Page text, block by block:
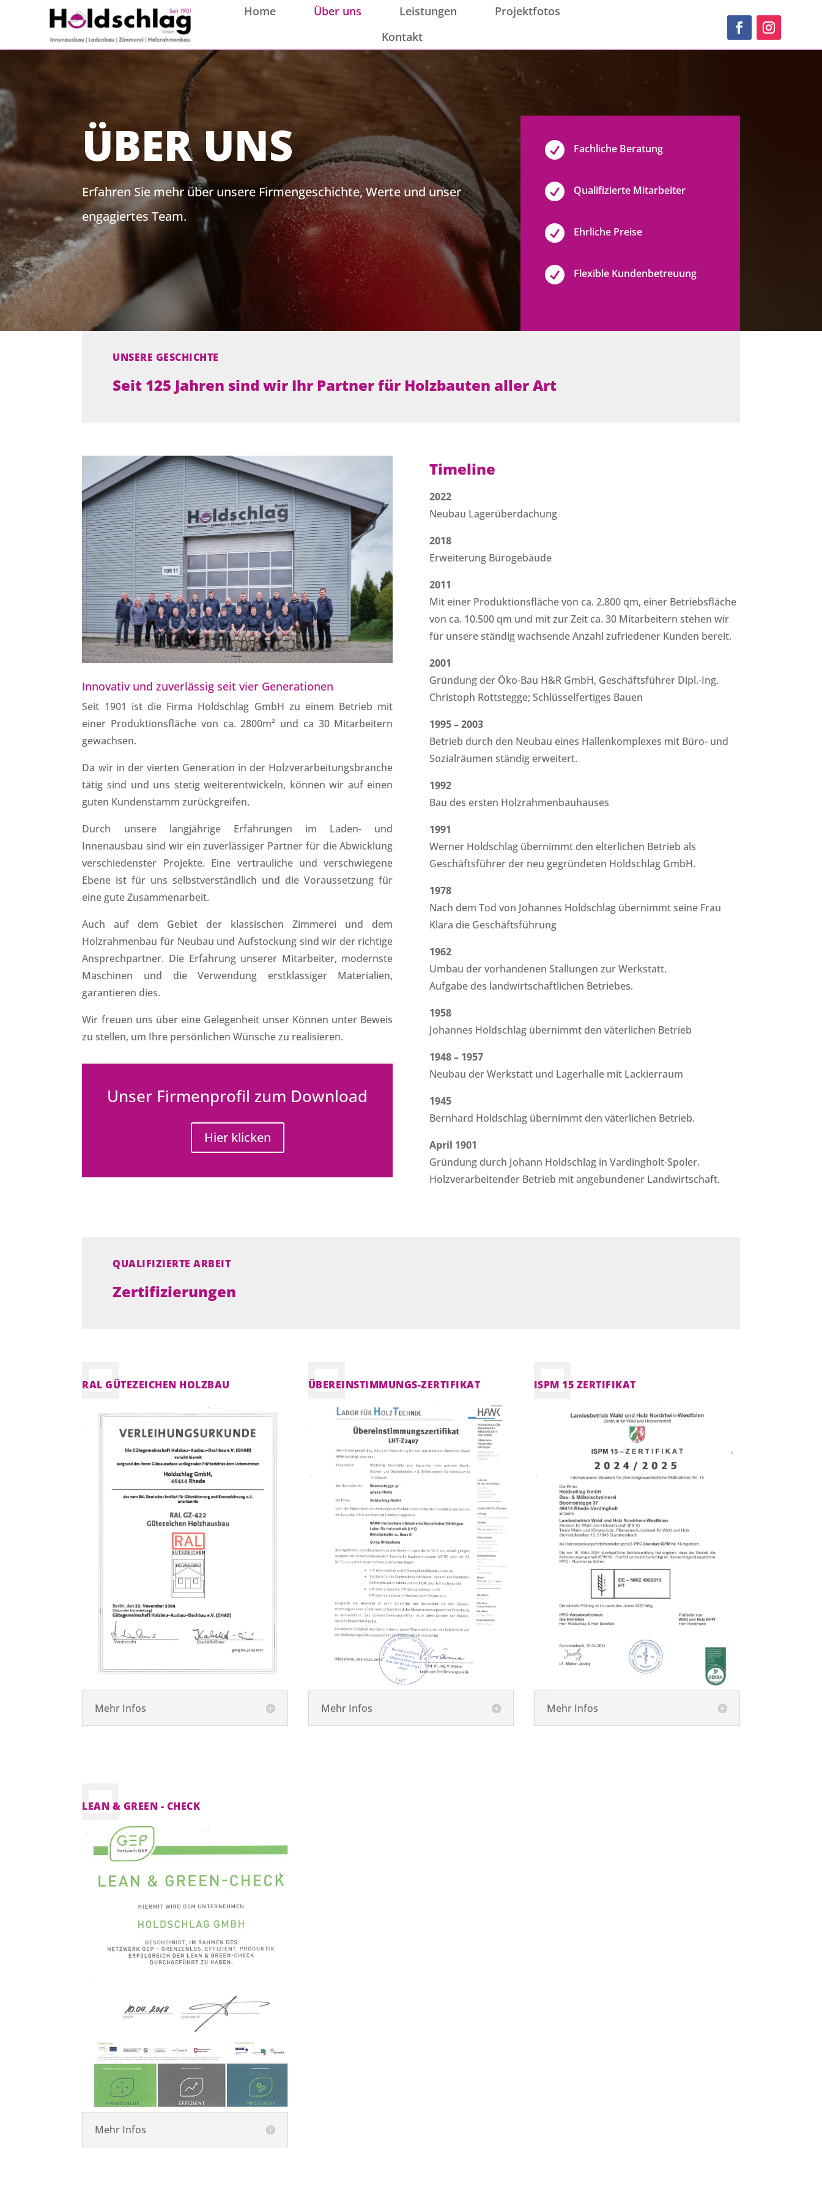
Home Über uns Leistungen
Projektfotos
Kontakt
ÜBER UNS
Erfahren Sie mehr über unsere Firmengeschichte, Werte und unser
engagiertes Team.
 Fachliche Beratung
 Qualifizierte Mitarbeiter
 Ehrliche Preise
 Flexible Kundenbetreuung
UNSERE GESCHICHTE
Seit 125 Jahren sind wir Ihr Partner für Holzbauten aller Art
Innovativ und zuverlässig seit vier Generationen
Seit 1901 ist die Firma Holdschlag GmbH zu einem Betrieb mit
einer Produktionsfläche von ca. 2800m² und ca 30 Mitarbeitern
gewachsen.
Da wir in der vierten Generation in der Holzverarbeitungsbranche
tätig sind und uns stetig weiterentwickeln, können wir auf einen
guten Kundenstamm zurückgreifen.
Durch unsere langjährige Erfahrungen im Laden- und
Innenausbau sind wir ein zuverlässiger Partner für die Abwicklung
verschiedenster Projekte. Eine vertrauliche und verschwiegene
Ebene ist für uns selbstverständlich und die Voraussetzung für
eine gute Zusammenarbeit.
Auch auf dem Gebiet der klassischen Zimmerei und dem
Holzrahmenbau für Neubau und Aufstockung sind wir der richtige
Ansprechpartner. Die Erfahrung unserer Mitarbeiter, modernste
Maschinen und die Verwendung erstklassiger Materialien,
garantieren dies.
Wir freuen uns über eine Gelegenheit unser Können unter Beweis
zu stellen, um Ihre persönlichen Wünsche zu realisieren.
Unser Firmenprofil zum Download
Hier klicken
Timeline
2022
Neubau Lagerüberdachung
2018
Erweiterung Bürogebäude
2011
Mit einer Produktionsfläche von ca. 2.800 qm, einer Betriebsfläche
von ca. 10.500 qm und mit zur Zeit ca. 30 Mitarbeitern stehen wir
für unsere ständig wachsende Anzahl zufriedener Kunden bereit.
2001
Gründung der Öko-Bau H&R GmbH, Geschäftsführer Dipl.-Ing.
Christoph Rottstegge; Schlüsselfertiges Bauen
1995 – 2003
Betrieb durch den Neubau eines Hallenkomplexes mit Büro- und
Sozialräumen ständig erweitert.
1992
Bau des ersten Holzrahmenbauhauses
1991
Werner Holdschlag übernimmt den elterlichen Betrieb als
Geschäftsführer der neu gegründeten Holdschlag GmbH.
1978
Nach dem Tod von Johannes Holdschlag übernimmt seine Frau
Klara die Geschäftsführung
1962
Umbau der vorhandenen Stallungen zur Werkstatt.
Aufgabe des landwirtschaftlichen Betriebes.
1958
Johannes Holdschlag übernimmt den väterlichen Betrieb
1948 – 1957
Neubau der Werkstatt und Lagerhalle mit Lackierraum
1945
Bernhard Holdschlag übernimmt den väterlichen Betrieb.
April 1901
Gründung durch Johann Holdschlag in Vardingholt-Spoler.
Holzverarbeitender Betrieb mit angebundener Landwirtschaft.
QUALIFIZIERTE ARBEIT
Zertifizierungen
RAL GÜTEZEICHEN HOLZBAU
Mehr Infos
ÜBEREINSTIMMUNGS-ZERTIFIKAT
Mehr Infos
ISPM 15 ZERTIFIKAT
Mehr Infos
LEAN & GREEN - CHECK
Mehr Infos